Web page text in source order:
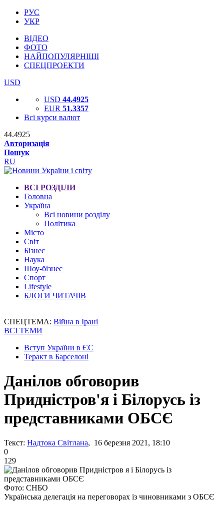
РУС
УКР
ВІДЕО
ФОТО
НАЙПОПУЛЯРНІШІ
СПЕЦПРОЕКТИ
USD
USD 44.4925
EUR 51.3357
Всі курси валют
44.4925
Авторизація
Пошук
RU
ВСІ РОЗДІЛИ
Головна
Україна
Всі новини розділу
Політика
Місто
Світ
Бізнес
Наука
Шоу-бізнес
Спорт
Lifestyle
БЛОГИ ЧИТАЧІВ
СПЕЦТЕМА: Війна в Ірані
ВСІ ТЕМИ
Вступ України в ЄС
Теракт в Барселоні
Данілов обговорив
Придністров'я і Білорусь із
представниками ОБСЄ
Текст: Надтока Світлана, 16 березня 2021, 18:10
0
129
Фото: СНБО
Українська делегація на переговорах із чиновниками з ОБСЄ